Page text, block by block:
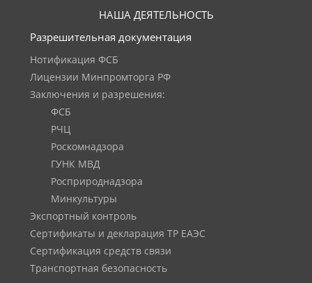
НАША ДЕЯТЕЛЬНОСТЬ
Разрешительная документация
Нотификация ФСБ
Лицензии Минпромторга РФ
Заключения и разрешения:
ФСБ
РЧЦ
Роскомнадзора
ГУНК МВД
Росприроднадзора
Минкультуры
Экспортный контроль
Сертификаты и декларация ТР ЕАЭС
Сертификация средств связи
Транспортная безопасность